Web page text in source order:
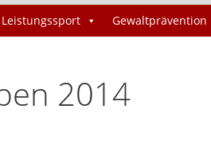
Leistungssport Gewaltprävention
2014